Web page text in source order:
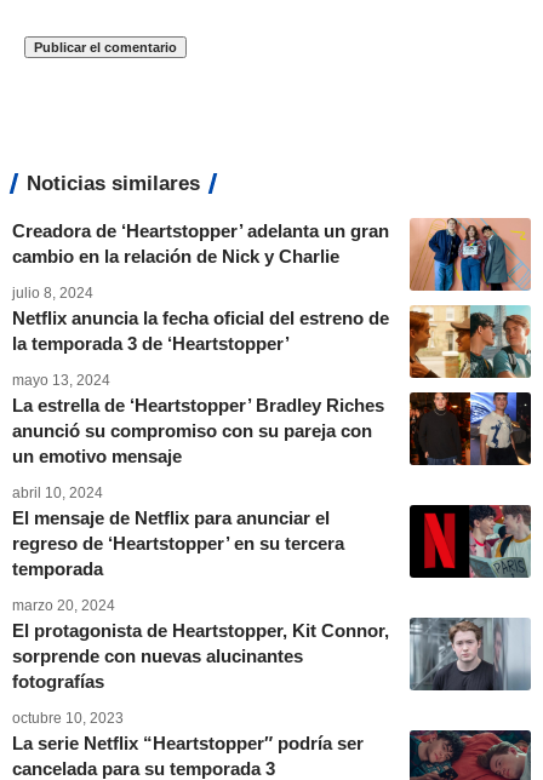
Noticias similares
Creadora de ‘Heartstopper’ adelanta un gran
cambio en la relación de Nick y Charlie
julio 8, 2024
Netflix anuncia la fecha oficial del estreno de
la temporada 3 de ‘Heartstopper’
mayo 13, 2024
La estrella de ‘Heartstopper’ Bradley Riches
anunció su compromiso con su pareja con
un emotivo mensaje
abril 10, 2024
El mensaje de Netflix para anunciar el
regreso de ‘Heartstopper’ en su tercera
temporada
marzo 20, 2024
El protagonista de Heartstopper, Kit Connor,
sorprende con nuevas alucinantes
fotografías
octubre 10, 2023
La serie Netflix “Heartstopper″ podría ser
cancelada para su temporada 3